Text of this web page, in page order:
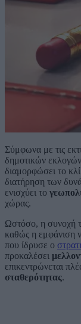
Σύμφωνα με τις
δημοτικών
διαμορφώσει το
διατήρηση των
ενισχύει το
χώρας.
Ωστόσο, η συνοχή
καθώς η εμφάνιση
που ίδρυσε ο
προκαλέσει
επικεντρώνεται
σταθερότητας.